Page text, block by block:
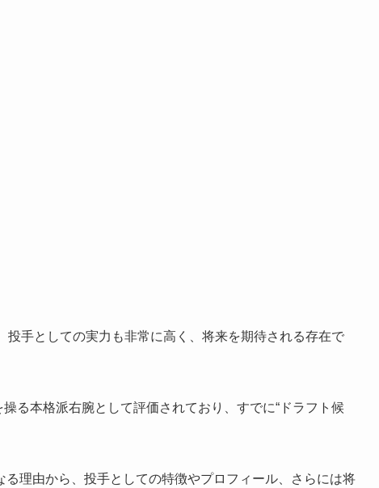
手としての実力も非常に高く、将来を期待される存在で
る本格派右腕として評価されており、すでに“ドラフト候
理由から、投手としての特徴やプロフィール、さらには将